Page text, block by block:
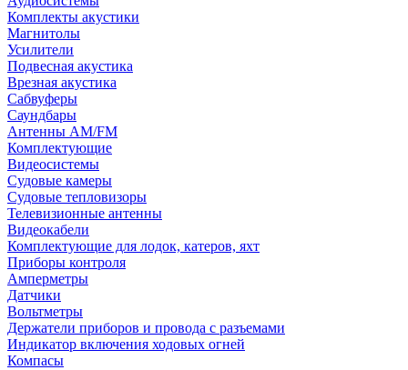
Комплекты акустики
Магнитолы
Усилители
Подвесная акустика
Врезная акустика
Сабвуферы
Саундбары
Антенны AM/FM
Комплектующие
Видеосистемы
Судовые камеры
Cудовые тепловизоры
Телевизионные антенны
Видеокабели
Комплектующие для лодок, катеров, яхт
Приборы контроля
Амперметры
Датчики
Вольтметры
Держатели приборов и провода с разъемами
Индикатор включения ходовых огней
Компасы